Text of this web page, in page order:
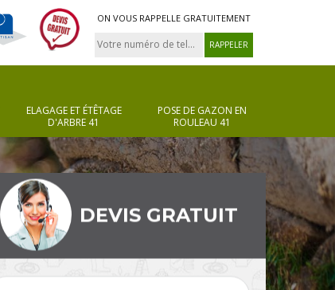
ON VOUS RAPPELLE GRATUITEMENT
ELAGAGE ET ÉTÊTAGE
D'ARBRE 41
POSE DE GAZON EN
ROULEAU 41
DEVIS GRATUIT